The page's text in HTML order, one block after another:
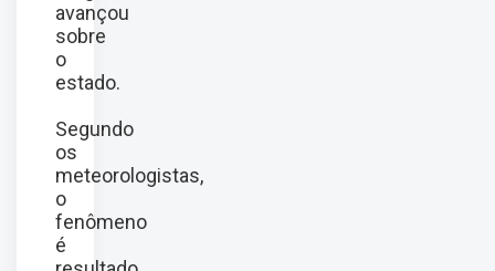
avançou
sobre
o
estado.
Segundo
os
meteorologistas,
o
fenômeno
é